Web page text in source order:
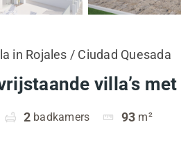
in Rojales / Ciudad Quesada
villa’s
2 badkamers 93 m²